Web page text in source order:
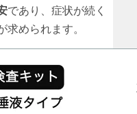
であり、症状が続く
められます。